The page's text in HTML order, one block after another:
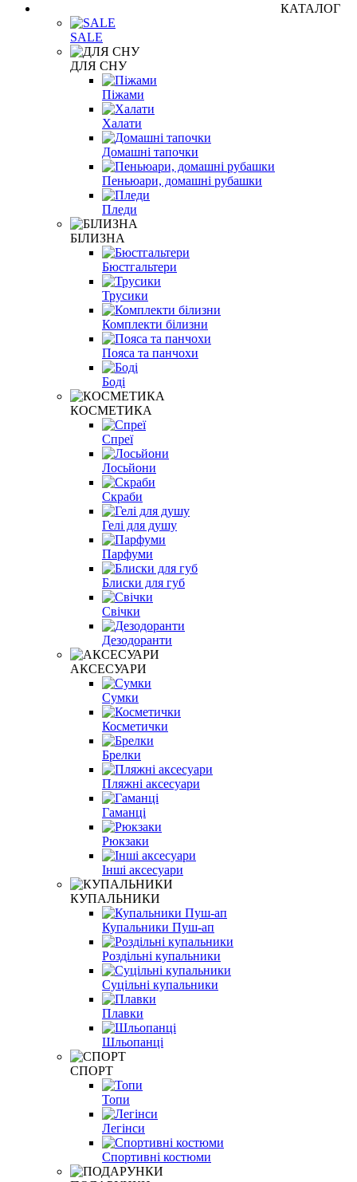
КАТАЛОГ
SALE
ДЛЯ СНУ
Піжами
Халати
Домашні тапочки
Пеньюари, домашні рубашки
Пледи
БІЛИЗНА
Бюстгальтери
Трусики
Комплекти білизни
Пояса та панчохи
Боді
КОСМЕТИКА
Спреї
Лосьйони
Скраби
Гелі для душу
Парфуми
Блиски для губ
Свічки
Дезодоранти
АКСЕСУАРИ
Сумки
Косметички
Брелки
Пляжні аксесуари
Гаманці
Рюкзаки
Інші аксесуари
КУПАЛЬНИКИ
Купальники Пуш-ап
Роздільні купальники
Суцільні купальники
Плавки
Шльопанці
СПОРТ
Топи
Легінси
Спортивні костюми